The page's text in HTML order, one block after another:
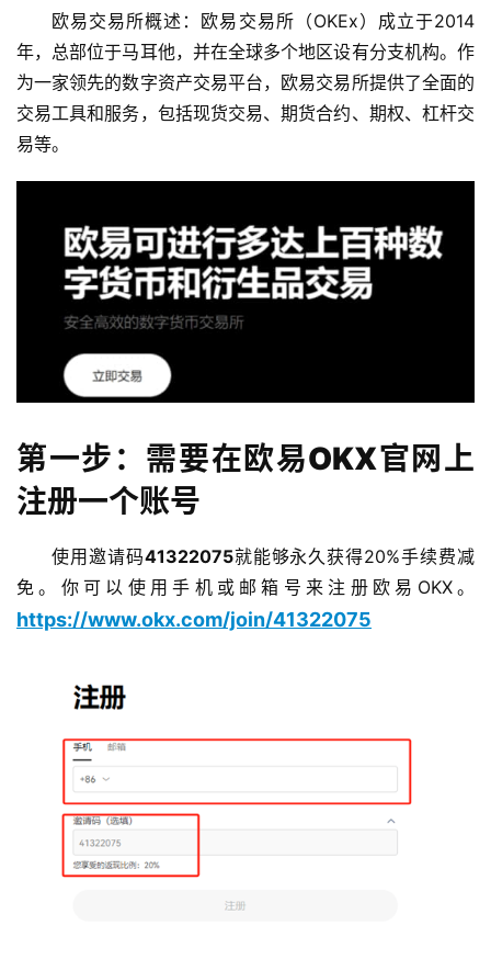
欧易交易所概述：欧易交易所（OKEx）成立于2014
年，总部位于马耳他，并在全球多个地区设有分支机构。作
为一家领先的数字资产交易平台，欧易交易所提供了全面的
交易工具和服务，包括现货交易、期货合约、期权、杠杆交
易等。
第一步：需要在欧易OKX官网上
注册一个账号
使用邀请码41322075就能够永久获得20%手续费减
免。你可以使用手机或邮箱号来注册欧易OKX。
https://www.okx.com/join/41322075